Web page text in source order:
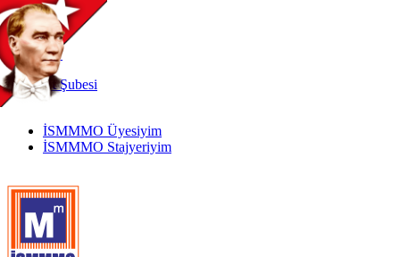
TR
|
EN
İnternetŞubesi
İSMMMO Üyesiyim
İSMMMO Stajyeriyim